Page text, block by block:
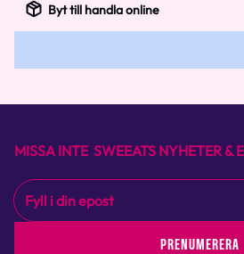
Byt till handla online
MISSA INTE SWEEATS NYHETER &
PRENUMERERA